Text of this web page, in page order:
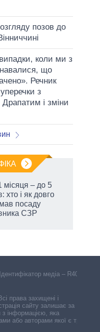
позов до
коли ми з
що
Речник
з
і зміни
місяця – до 5
хто і як довго
посаду
СЗР
медіа – R40-
права захищені і
сайту залишає за
інформацією, яка
або авторами якої є треті